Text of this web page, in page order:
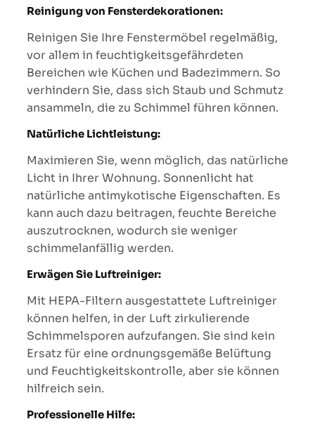
Reinigung von Fensterdekorationen:
Reinigen Sie Ihre Fenstermöbel regelmäßig,
vor allem in feuchtigkeitsgefährdeten
Bereichen wie Küchen und Badezimmern. So
verhindern Sie, dass sich Staub und Schmutz
ansammeln, die zu Schimmel führen können.
Natürliche Lichtleistung:
Maximieren Sie, wenn möglich, das natürliche
Licht in Ihrer Wohnung. Sonnenlicht hat
natürliche antimykotische Eigenschaften. Es
kann auch dazu beitragen, feuchte Bereiche
auszutrocknen, wodurch sie weniger
schimmelanfällig werden.
Erwägen Sie Luftreiniger:
Mit HEPA-Filtern ausgestattete Luftreiniger
können helfen, in der Luft zirkulierende
Schimmelsporen aufzufangen. Sie sind kein
Ersatz für eine ordnungsgemäße Belüftung
und Feuchtigkeitskontrolle, aber sie können
hilfreich sein.
Professionelle Hilfe: